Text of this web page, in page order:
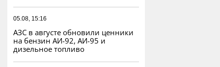
05.08, 15:16
АЗС в августе обновили ценники
на бензин АИ-92, АИ-95 и
дизельное топливо